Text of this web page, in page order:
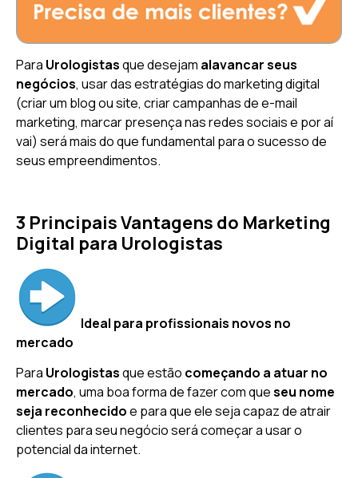
Para Urologistasque desejam alavancar seus
negócios, usar das estratégias do marketing digital
(criar um blog ou site, criar campanhas de e-mail
marketing, marcar presença nas redes sociais e por aí
vai) será mais do que fundamental para o sucesso de
seus empreendimentos.
3 Principais Vantagens do Marketing
Digital para Urologistas
Ideal para profissionais novos no
mercado
Para Urologistasque estão começando a atuar no
mercado, uma boa forma de fazer com queseu nome
seja reconhecidoe para que ele seja capaz de atrair
clientes para seu negócio será começar a usar o
potencial da internet.